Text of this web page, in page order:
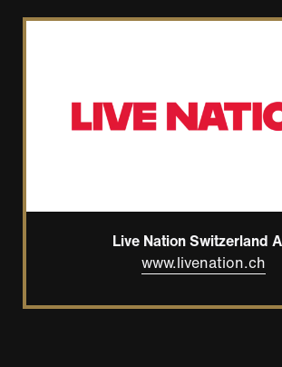
Live Nation Switzerland
www.livenation.ch